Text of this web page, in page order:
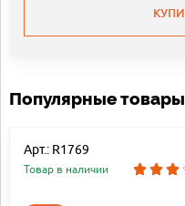
Популярные товары
Арт.: R1769
Товар в наличии